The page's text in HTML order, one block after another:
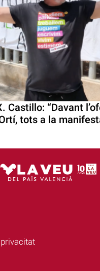
Castillo: “Davant
tots a la